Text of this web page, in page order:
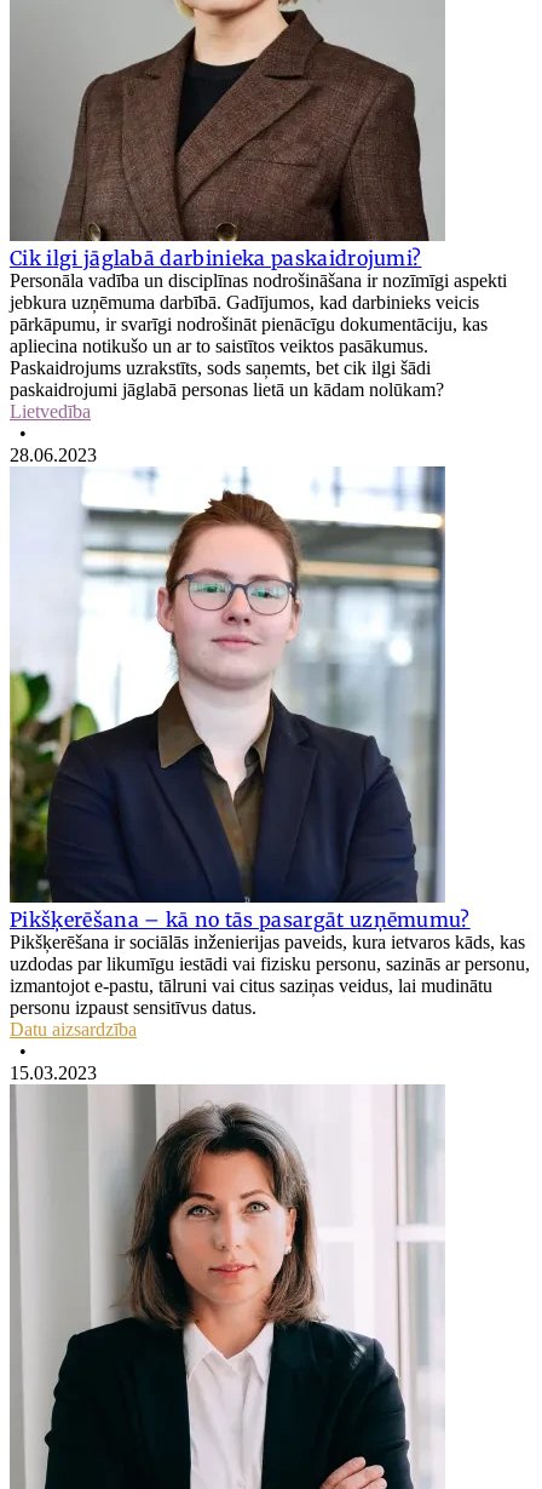
Cik ilgi jāglabā darbinieka paskaidrojumi?
Personāla vadība un disciplīnas nodrošināšana ir nozīmīgi aspekti
jebkura uzņēmuma darbībā. Gadījumos, kad darbinieks veicis
pārkāpumu, ir svarīgi nodrošināt pienācīgu dokumentāciju, kas
apliecina notikušo un ar to saistītos veiktos pasākumus.
Paskaidrojums uzrakstīts, sods saņemts, bet cik ilgi šādi
paskaidrojumi jāglabā personas lietā un kādam nolūkam?
Lietvedība
•
28.06.2023
Pikšķerēšana – kā no tās pasargāt uzņēmumu?
Pikšķerēšana ir sociālās inženierijas paveids, kura ietvaros kāds, kas
uzdodas par likumīgu iestādi vai fizisku personu, sazinās ar personu,
izmantojot e-pastu, tālruni vai citus saziņas veidus, lai mudinātu
personu izpaust sensitīvus datus.
Datu aizsardzība
•
15.03.2023